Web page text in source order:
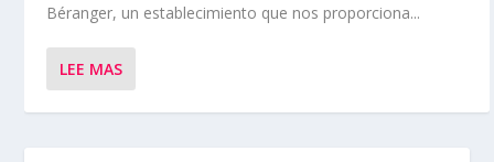
Béranger, un establecimiento que nos proporciona...
LEE MAS